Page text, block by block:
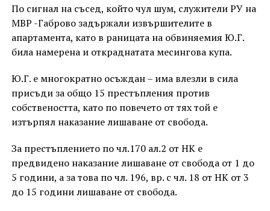
По сигнал на съсед, който чул шум, служители РУ на
МВР -Габрово задържали извършителите в
апартамента, като в раницата на обвиняемия Ю.Г.
била намерена и откраднатата месингова купа.
Ю.Г. е многократно осъждан – има влезли в сила
присъди за общо 15 престъпления против
собствеността, като по повечето от тях той е
изтърпял наказание лишаване от свобода.
За престъплението по чл.170 ал.2 от НК е
предвидено наказание лишаване от свобода от 1 до
5 години, а за това по чл. 196, вр. с чл. 18 от НК от 3
до 15 години лишаване от свобода.